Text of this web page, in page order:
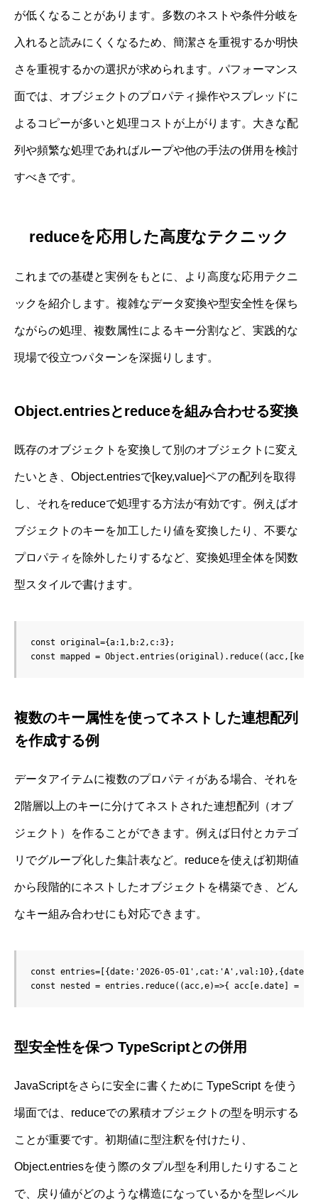
が低くなることがあります。多数のネストや条件分岐を
入れると読みにくくなるため、簡潔さを重視するか明快
さを重視するかの選択が求められます。パフォーマンス
面では、オブジェクトのプロパティ操作やスプレッドに
よるコピーが多いと処理コストが上がります。大きな配
列や頻繁な処理であればループや他の手法の併用を検討
すべきです。
reduceを応用した高度なテクニック
これまでの基礎と実例をもとに、より高度な応用テクニ
ックを紹介します。複雑なデータ変換や型安全性を保ち
ながらの処理、複数属性によるキー分割など、実践的な
現場で役立つパターンを深掘りします。
Object.entriesとreduceを組み合わせる変換
既存のオブジェクトを変換して別のオブジェクトに変え
たいとき、Object.entriesで[key,value]ペアの配列を取得
し、それをreduceで処理する方法が有効です。例えばオ
ブジェクトのキーを加工したり値を変換したり、不要な
プロパティを除外したりするなど、変換処理全体を関数
型スタイルで書けます。
const original={a:1,b:2,c:3};
const mapped =
複数のキー属性を使ってネストした連想配列
を作成する例
データアイテムに複数のプロパティがある場合、それを
2階層以上のキーに分けてネストされた連想配列（オブ
ジェクト）を作ることができます。例えば日付とカテゴ
リでグループ化した集計表など。reduceを使えば初期値
から段階的にネストしたオブジェクトを構築でき、どん
なキー組み合わせにも対応できます。
const entries=[{date:'2026-05-
const nested = entries.reduce((acc,e)=>{ acc[e.date]
型安全性を保つ TypeScriptとの併用
JavaScriptをさらに安全に書くために TypeScript を使う
場面では、reduceでの累積オブジェクトの型を明示する
ことが重要です。初期値に型注釈を付けたり、
Object.entriesを使う際のタプル型を利用したりすること
で、戻り値がどのような構造になっているかを型レベル